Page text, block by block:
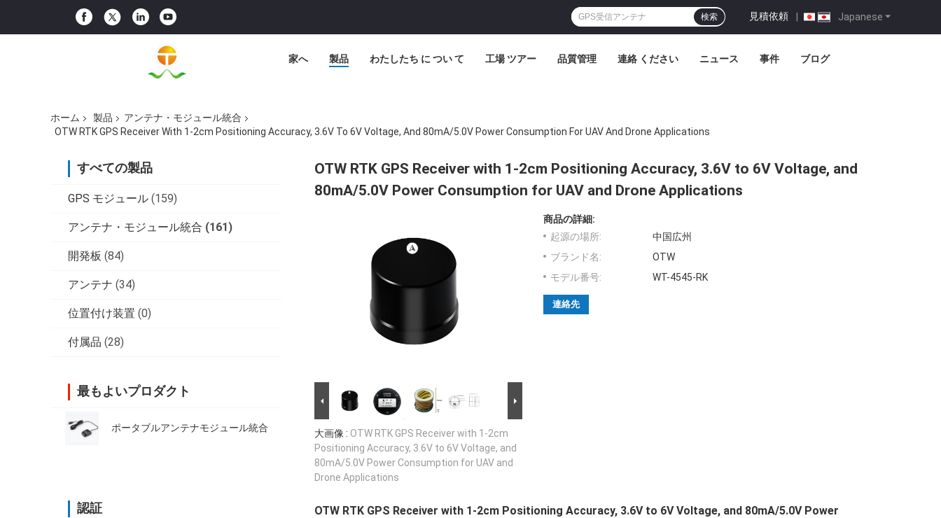
Japanese
見積依頼 |
検索
家へ 製品 わたしたち に つい て 工場 ツアー 品質管理 連絡 ください ニュース 事件 ブログ
ホーム 製品
アンテナ・モジュール統合
OTW RTK GPS Receiver With 1-2cm Positioning Accuracy, 3.6V To 6V Voltage, And 80mA/5.0V Power Consumption For UAV And Drone Applications
すべての製品
GPS モジュール (159)
アンテナ・モジュール統合 (161)
開発板 (84)
アンテナ (34)
位置付け装置 (0)
付属品 (28)
最もよいプロダクト
ポータブルアンテナモジュール統合
認証
OTW RTK GPS Receiver with 1-2cm Positioning Accuracy, 3.6V to 6V Voltage, and
80mA/5.0V Power Consumption for UAV and Drone Applications
大画像 : OTW RTK GPS Receiver with 1-2cm
Positioning Accuracy, 3.6V to 6V Voltage, and
80mA/5.0V Power Consumption for UAV and
Drone Applications
商品の詳細:
起源の場所:
中国広州
ブランド名:
OTW
モデル番号:
WT-4545-RK
連絡先
OTW RTK GPS Receiver with 1-2cm Positioning Accuracy, 3.6V to 6V Voltage, and 80mA/5.0V Power